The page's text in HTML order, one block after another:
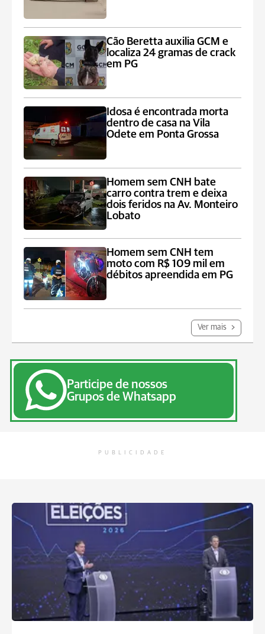
Cão Beretta auxilia GCM e
localiza 24 gramas de crack
em PG
Idosa é encontrada morta
dentro de casa na Vila
Odete em Ponta Grossa
Homem sem CNH bate
carro contra trem e deixa
dois feridos na Av. Monteiro
Lobato
Homem sem CNH tem
moto com R$ 109 mil em
débitos apreendida em PG
Ver mais
Participe de nossos
Grupos de Whatsapp
PUBLICIDADE